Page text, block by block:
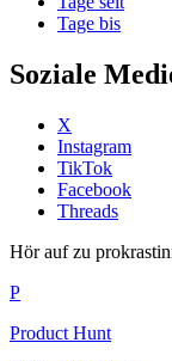
Tage bis
Soziale
X
Instagram
TikTok
Facebook
Threads
Hör auf zu
P
Product Hunt